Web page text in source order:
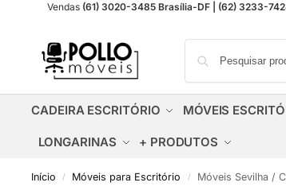
Vendas (61) 3020-3485 Brasília-DF | (62) 3233-
CADEIRA ESCRITÓRIO MÓVEIS
LONGARINAS + PRODUTOS
Início / Móveis para Escritório / Móveis Sevilha /